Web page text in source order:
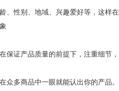
、性别、地域、兴趣爱好等，这样
保证产品质量的前提下，注重细节，
众多商品中一眼就能认出你的产品